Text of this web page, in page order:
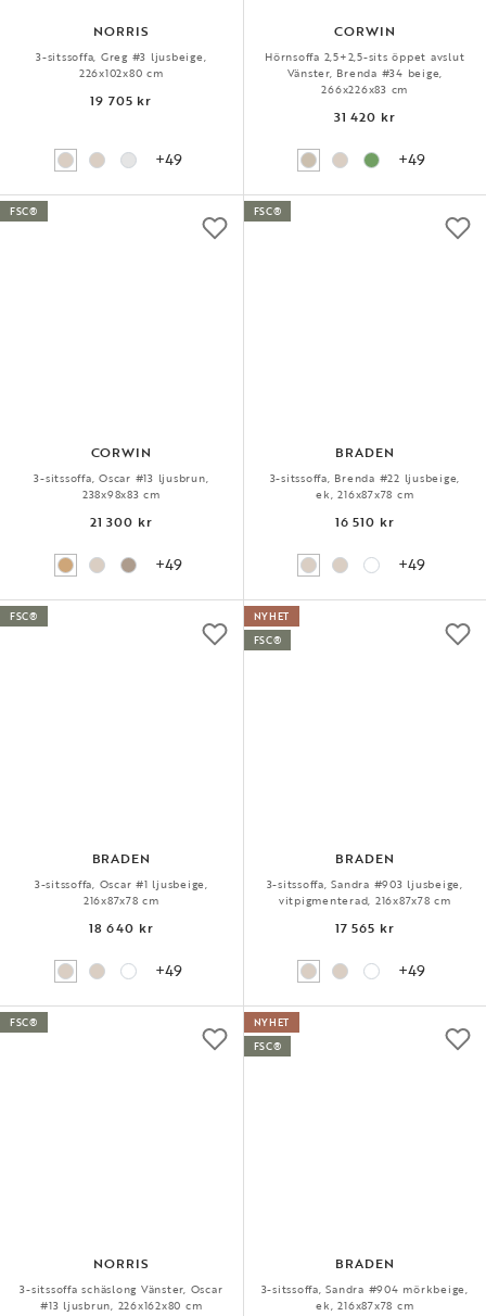
NORRIS
3-sitssoffa, Greg #3 ljusbeige,
226x102x80 cm
19 705 kr
+49
CORWIN
Hörnsoffa 2,5+2,5-sits öppet avslut
Vänster, Brenda #34 beige,
266x226x83 cm
31 420 kr
+49
CORWIN
3-sitssoffa, Oscar #13 ljusbrun,
238x98x83 cm
21 300 kr
+49
FSC®
BRADEN
3-sitssoffa, Brenda #22 ljusbeige,
ek, 216x87x78 cm
16 510 kr
+49
FSC®
BRADEN
3-sitssoffa, Oscar #1 ljusbeige,
216x87x78 cm
18 640 kr
+49
FSC®
BRADEN
3-sitssoffa, Sandra #903 ljusbeige,
vitpigmenterad, 216x87x78 cm
17 565 kr
+49
NYHET
FSC®
NORRIS
3-sitssoffa schäslong Vänster, Oscar
#13 ljusbrun, 226x162x80 cm
FSC®
BRADEN
3-sitssoffa, Sandra #904 mörkbeige,
ek, 216x87x78 cm
NYHET
FSC®